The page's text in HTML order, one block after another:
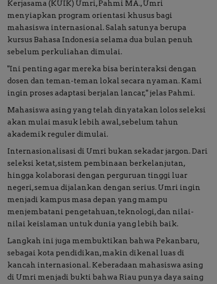
Kerjasama (KUIK) Umri, Pahmi MA., Umri
menyiapkan program orientasi khusus bagi
mahasiswa internasional. Salah satunya berupa
kursus Bahasa Indonesia selama dua bulan penuh
sebelum perkuliahan dimulai.
"Ini penting agar mereka bisa berinteraksi dengan
dosen dan teman-teman lokal secara nyaman. Kami
ingin proses adaptasi berjalan lancar," jelas Pahmi.
Mahasiswa asing yang telah dinyatakan lolos seleksi
akan mulai masuk lebih awal, sebelum tahun
akademik reguler dimulai.
Internasionalisasi di Umri bukan sekadar jargon. Dari
seleksi ketat, sistem pembinaan berkelanjutan,
hingga kolaborasi dengan perguruan tinggi luar
negeri, semua dijalankan dengan serius. Umri ingin
menjadi kampus masa depan yang mampu
menjembatani pengetahuan, teknologi, dan nilai-
nilai keislaman untuk dunia yang lebih baik.
Langkah ini juga membuktikan bahwa Pekanbaru,
sebagai kota pendidikan, makin dikenal luas di
kancah internasional. Keberadaan mahasiswa asing
di Umri menjadi bukti bahwa Riau punya daya saing